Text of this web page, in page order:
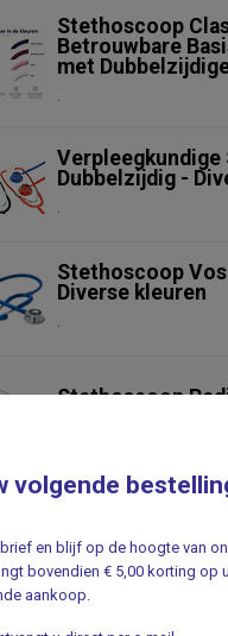
Stethoscoop
Betrouwbare
met
.
Dubbelzijdig -
.
Stethoscoop
Diverse kleuren
.
Stethoscoop
Dubbelzijdige
Lichtgewicht &
.
volgende
en blijf op de hoogte van
bovendien € 5,00 korting op
aankoop.